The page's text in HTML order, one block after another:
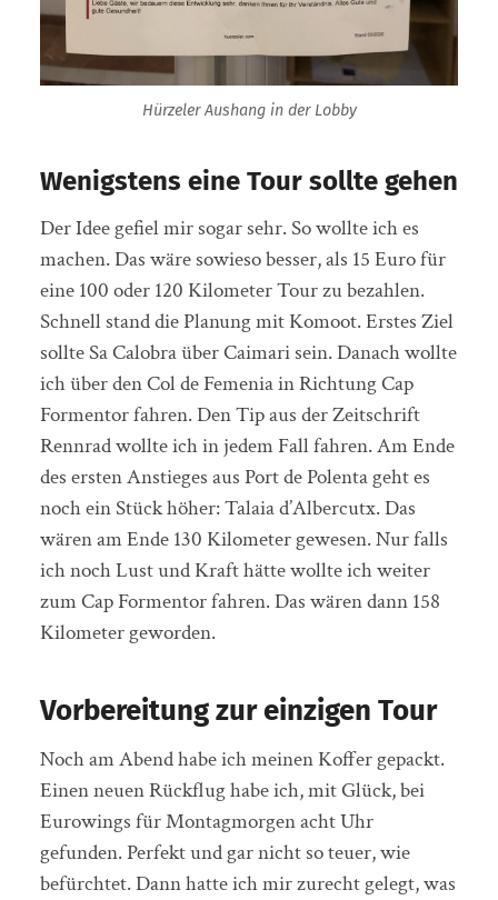
Hürzeler Aushang in der Lobby
Wenigstens eine Tour sollte gehen
Der Idee gefiel mir sogar sehr. So wollte ich es
machen. Das wäre sowieso besser, als 15 Euro für
eine 100 oder 120 Kilometer Tour zu bezahlen.
Schnell stand die Planung mit Komoot. Erstes Ziel
sollte Sa Calobra über Caimari sein. Danach wollte
ich über den Col de Femenia in Richtung Cap
Formentor fahren. Den Tip aus der Zeitschrift
Rennrad wollte ich in jedem Fall fahren. Am Ende
des ersten Anstieges aus Port de Polenta geht es
noch ein Stück höher: Talaia d’Albercutx. Das
wären am Ende 130 Kilometer gewesen. Nur falls
ich noch Lust und Kraft hätte wollte ich weiter
zum Cap Formentor fahren. Das wären dann 158
Kilometer geworden.
Vorbereitung zur einzigen Tour
Noch am Abend habe ich meinen Koffer gepackt.
Einen neuen Rückflug habe ich, mit Glück, bei
Eurowings für Montagmorgen acht Uhr
gefunden. Perfekt und gar nicht so teuer, wie
befürchtet. Dann hatte ich mir zurecht gelegt, was